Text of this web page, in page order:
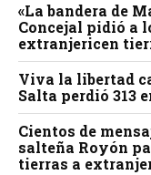
«La bandera de
Concejal pidió a
extranjericen
Viva la libertad
Salta perdió 313
Cientos de
salteña Royón
tierras a